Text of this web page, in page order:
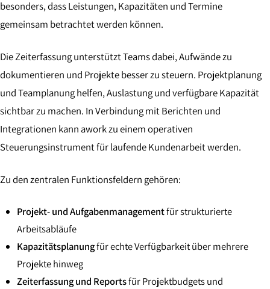
besonders, dass Leistungen, Kapazitäten und Termine
gemeinsam betrachtet werden können.
Die Zeiterfassung unterstützt Teams dabei, Aufwände zu
dokumentieren und Projekte besser zu steuern. Projektplanung
und Teamplanung helfen, Auslastung und verfügbare Kapazität
sichtbar zu machen. In Verbindung mit Berichten und
Integrationen kann awork zu einem operativen
Steuerungsinstrument für laufende Kundenarbeit werden.
Zu den zentralen Funktionsfeldern gehören:
Projekt- und Aufgabenmanagementfür strukturierte
Arbeitsabläufe
Kapazitätsplanungfür echte Verfügbarkeit über mehrere
Projekte hinweg
Zeiterfassung und Reportsfür Projektbudgets und